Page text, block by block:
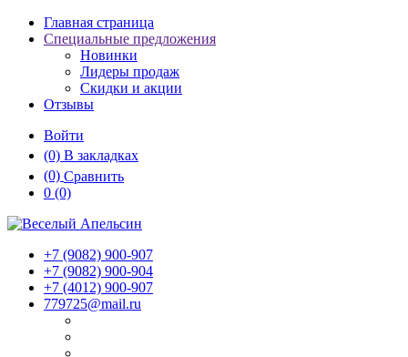
Главная страница
Специальные предложения
Новинки
Лидеры продаж
Скидки и акции
Отзывы
Войти
(0) В закладках
(0) Сравнить
0 (0)
+7 (9082) 900-907
+7 (9082) 900-904
+7 (4012) 900-907
779725@mail.ru